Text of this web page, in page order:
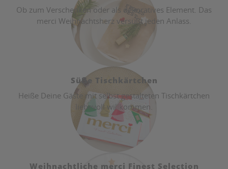
Ob zum Verschenken oder als dekoratives Element. Das
merci Weihnachtsherz versüßt jeden Anlass.
Süße Tischkärtchen
Heiße Deine Gäste mit selbst gestalteten Tischkärtchen
liebevoll willkommen.
Weihnachtliche merci Finest Selection